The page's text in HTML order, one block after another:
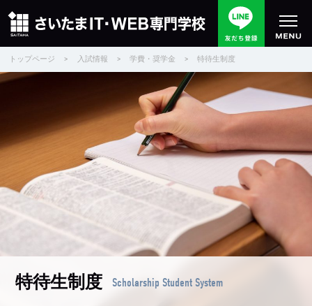
トップページ > 入試情報 > 学費・奨学金 > 特待生制度
特待生制度 Scholarship Student System